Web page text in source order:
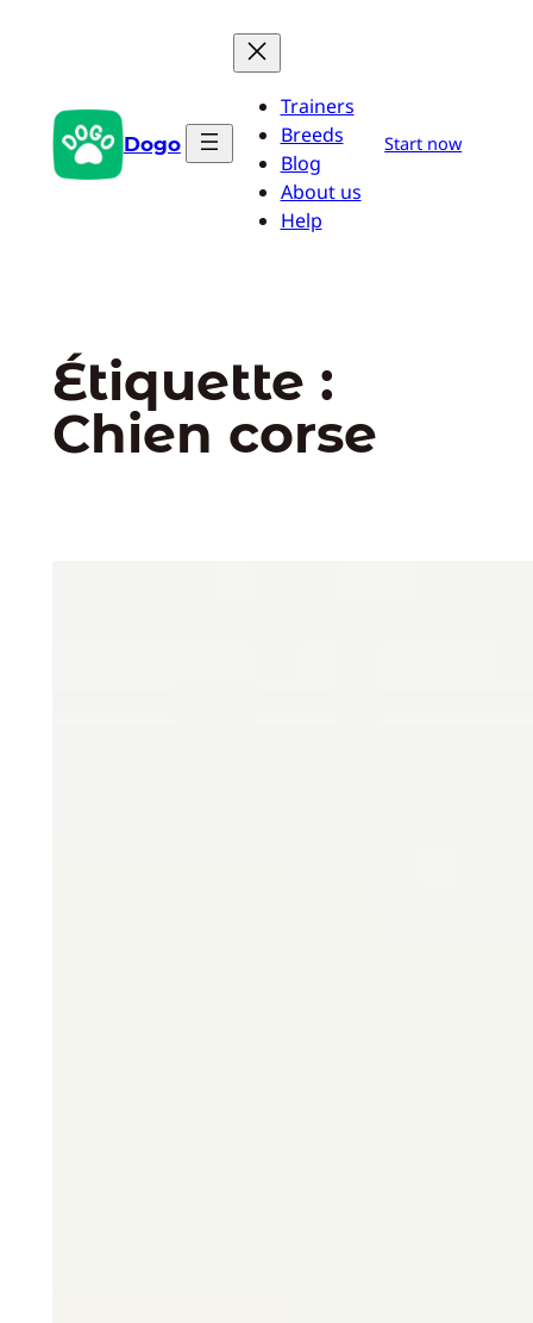
Dogo
Trainers
Breeds
Blog
About us
Help
Start now
Étiquette :
Chien corse